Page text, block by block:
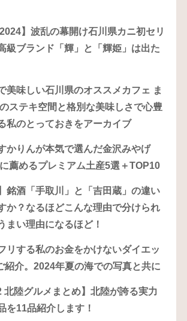
】波乱の幕開け石川県カニ初セリ
級ブランド「輝」と「輝姫」は出た
美味しい石川県のオススメカフェ ま
ステキ空間と格別な美味しさで心豊
私のとっておきをアーカイブ
かりんが本気で選んだ金沢みやげ
薦めるプレミアム土産5選＋TOP10
銘酒「手取川」と「吉田蔵」の違い
か？なるほどこんな理由で分けられ
まい理由になるほど！
リする私のお金をかけないダイエッ
紹介。2024年夏の海での写真と共に
北陸グルメまとめ】北陸が誇る実力
を11品紹介します！